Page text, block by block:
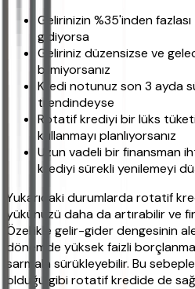
Gelirinizin %35'inden
gidiyorsa
Geliriniz düzensizse ve
bilmiyorsanız
Kredi notunuz son 3 ayda
trendindeyse
Rotatif krediyi bir lüks
kullanmayı planlıyorsanız
Uzun vadeli bir finansman
krediyi sürekli yenilemeyi
Yukarıdaki durumlarda rotatif
yükünüzü daha da artırabilir ve
Özellikle gelir-gider dengesinin
dönemde yüksek faizli
sarmala sürükleyebilir. Bu
olduğu gibi rotatif kredide de